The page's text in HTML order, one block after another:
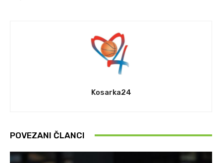
Kosarka24
POVEZANI ČLANCI